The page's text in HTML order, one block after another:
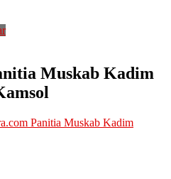
Muskab Kadim
Panitia Muskab Kadim